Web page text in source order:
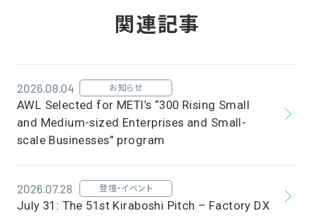
関連記事
2026.08.04 お知らせ
AWL Selected for METI’s “300 Rising Small
and Medium-sized Enterprises and Small-
scale Businesses” program
2026.07.28 登壇・イベント
July 31: The 51st Kiraboshi Pitch – Factory DX